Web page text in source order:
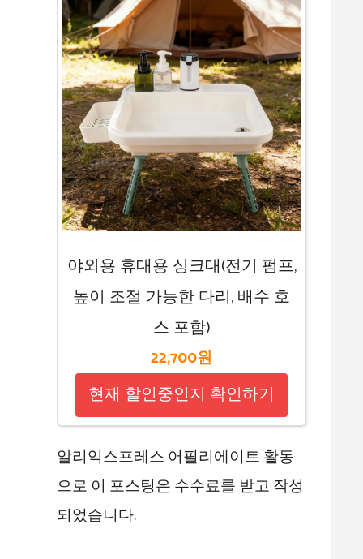
야외용 휴대용 싱크대(전기 펌프,
높이 조절 가능한 다리, 배수 호
스 포함)
22,700원
현재 할인중인지 확인하기
알리익스프레스 어필리에이트 활동
으로 이 포스팅은 수수료를 받고 작성
되었습니다.